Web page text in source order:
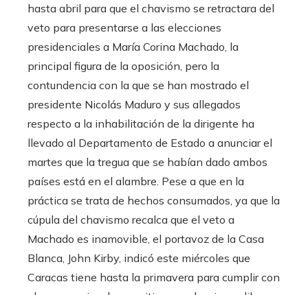
hasta abril para que el chavismo se retractara del
veto para presentarse a las elecciones
presidenciales a María Corina Machado, la
principal figura de la oposición, pero la
contundencia con la que se han mostrado el
presidente Nicolás Maduro y sus allegados
respecto a la inhabilitación de la dirigente ha
llevado al Departamento de Estado a anunciar el
martes que la tregua que se habían dado ambos
países está en el alambre. Pese a que en la
práctica se trata de hechos consumados, ya que la
cúpula del chavismo recalca que el veto a
Machado es inamovible, el portavoz de la Casa
Blanca, John Kirby, indicó este miércoles que
Caracas tiene hasta la primavera para cumplir con